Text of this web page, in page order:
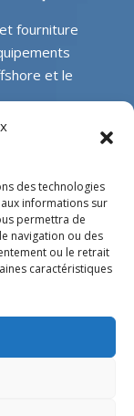
des technologies
informations sur
permettra de
navigation ou des
ou le retrait
caractéristiques
fourniture
et le
4, 4, 46117